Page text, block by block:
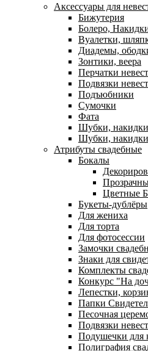
Аксессуары для
Бижутерия
Болеро,
Вуалетки,
Диадемы,
Зонтики, веера
Перчатки
Подвязки
Подъюбники
Сумочки
Фата
Шубки,
Шубки,
Атрибуты свадебные
Бокалы
Цветные
Букеты-дублёры
Для жениха
Для торта
Для фотосессии
Замочки
Знаки для
Комплекты
Конкурс "На
Лепестки,
Папки
Песочная
Подвязки
Подушечки для
Полиграфия